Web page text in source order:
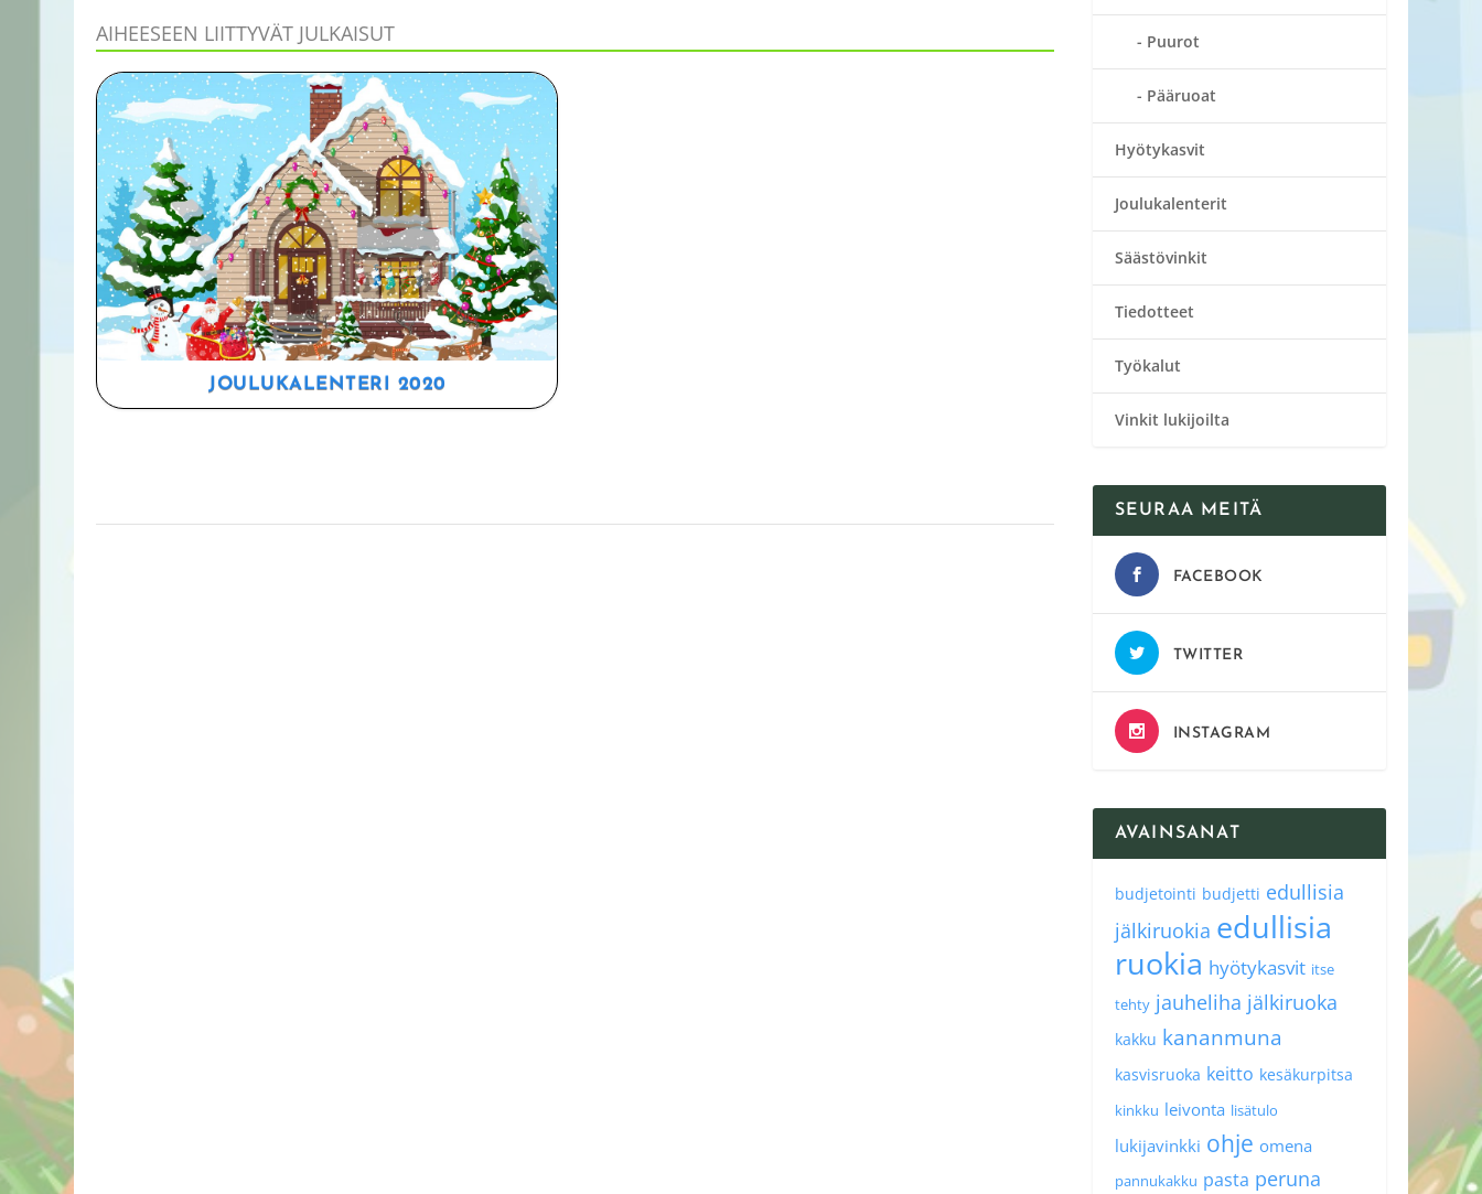
AIHEESEEN LIITTYVÄT JULKAISUT
JOULUKALENTERI 2020
Puurot
Pääruoat
Hyötykasvit
Joulukalenterit
Säästövinkit
Tiedotteet
Työkalut
Vinkit lukijoilta
SEURAA MEITÄ
FACEBOOK
TWITTER
INSTAGRAM
AVAINSANAT
budjetointi budjetti edullisia
jälkiruokia edullisia
ruokia hyötykasvit itse
tehty jauheliha jälkiruoka
kakku kananmuna
kasvisruoka keitto kesäkurpitsa
kinkku leivonta lisätulo
lukijavinkki ohje omena
pannukakku pasta peruna